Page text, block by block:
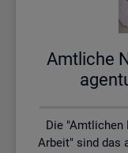
Amt­li­che
Die "Amtlichen
Arbeit" sind das